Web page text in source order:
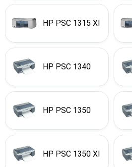
HP PSC 1315 XI
HP PSC 1340
HP PSC 1350
HP PSC 1350 XI